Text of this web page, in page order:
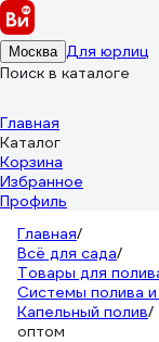
Москва Для юрлиц
Поиск в каталоге
Главная
Каталог
Корзина
Избранное
Профиль
Главная/
Всё для сада/
Товары для
Системы полива
Капельный полив/
оптом